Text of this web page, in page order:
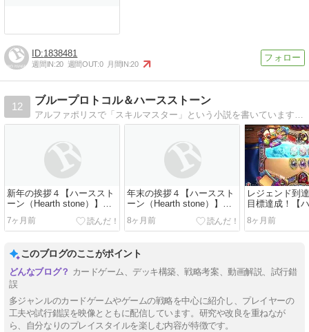
1838481
週間IN:20 週間OUT:0 月間IN:20
12
ブループロトコル＆ハースストーン
アルファポリスで「スキルマスター」という小説を書いています。サブテーマは、生きるために必要な知識です。我が人生にうっかりありですが、読んで損はさせないつもりなのでよろしくお願いします。ブログは、ゲームを中心に書いています。
新年の挨拶４【ハーススト
ーン（Hearth stone）】
【遊戯王マスターデュエ
ル】【ブログ】
7ヶ月前
年末の挨拶４【ハーススト
ーン（Hearth stone）】
【遊戯王マスターデュエ
ル】【ブログ】
8ヶ月前
レジェンド到
目標達成！【
ン（Hearth
タンダード】
8ヶ月前
このブログのここがポイント
カードゲーム、デッキ構築、戦略考案、動画解説、試行錯
誤
多ジャンルのカードゲームやゲームの戦略を中心に紹介し、プレイヤーの
工夫や試行錯誤を映像とともに配信しています。研究や改良を重ねなが
ら、自分なりのプレイスタイルを楽しむ内容が特徴です。